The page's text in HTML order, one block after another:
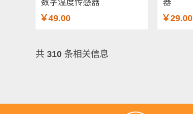
数字温度传感器
￥49.00
器
￥29.00
共 310 条相关信息